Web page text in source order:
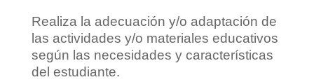
Realiza la adecuación y/o adaptación de
las actividades y/o materiales educativos
según las necesidades y características
del estudiante.